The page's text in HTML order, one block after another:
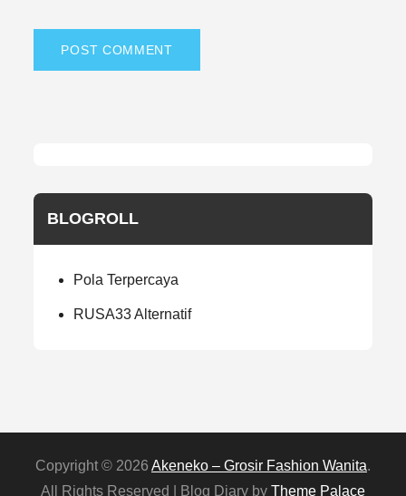
BLOGROLL
Pola Terpercaya
RUSA33 Alternatif
Copyright © 2026 Akeneko – Grosir Fashion Wanita.
All Rights Reserved | Blog Diary by Theme Palace